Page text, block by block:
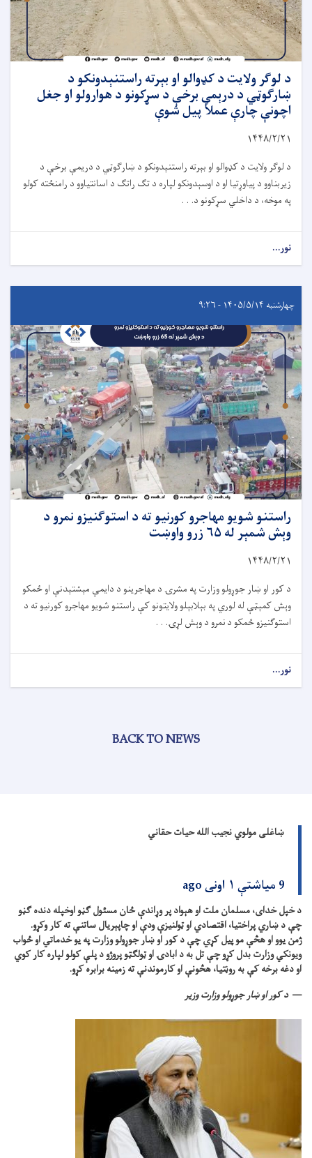
د لوګر ولایت د کډوالو او بېرته راستنېدونکو د
ښارګوټي د درېمې برخې د سړکونو د هوارولو او جغل
اچونې چارې عملاً پیل شوې
۱۴۴۸/۲/۲۱
د لوګر ولایت د کډوالو او بېرته راستنېدونکو د ښارګوټي د دریمې برخې د
زیربناوو د پیاوړتیا او د اوسېدونکو لپاره د تګ راتګ د اسانتیاوو د رامنځته کولو
په موخه، د داخلي سړکونو د. . .
نور...
چهارشنبه ۱۴۰۵/۵/۱۴ - ۹:۲۶
راستنو شویو مهاجرو کورنیو ته د استوګنیزو نمرو د
وېش شمېر له ۶۵ زرو واوښت
۱۴۴۸/۲/۲۱
د کور او ښار جوړولو وزارت په مشرۍ د مهاجرینو د دایمي مېشتېدنې او ځمکو
وېش کمېټې له لوري په بېلابېلو ولایتونو کې راستنو شویو مهاجرو کورنیو ته د
استوګنیزو ځمکو د نمرو د وېش لړۍ. . .
نور...
BACK TO NEWS
ښاغلی مولوي نجیب الله حیات حقاني
9 میاشتې ۱ اونی ago
د خپل خدای، مسلمان ملت او هېواد پر وړاندې ځان مسئول ګڼو اوخپله دنده ګڼو
چې د ښاري پراختیا، اقتصادي او ټولنیزې ودې او چاپېریال ساتنې ته کار وکړو.
ژمن یوو او هڅې مو پیل کړي چې د کور او ښار جوړولو وزارت په یو خدماتي او ځواب
ویونکي وزارت بدل کړو چې تل به د ابادۍ او ټولګټو پروژو د پلې کولو لپاره کار کوي
او دغه برخه کې به روڼتیا، هڅونې او کارموندنې ته زمینه برابره کړو.
د کور او ښار جوړولو وزارت وزیر